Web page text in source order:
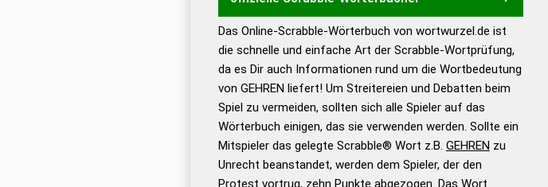
Wortwurzel liefert mit Hilfe eines semantischen
Wortanalyse-Algorithmus gute Anhaltspunkte zu
Wortbedeutung, Worttrennung und Wortform, um die
Gültigkeit eines Wortes für das Scrabble-Spiel zu
bestimmen! zugelassene Turnier Scrabble-
Wörterbücher sind:
Duden – Standardwerk in 12
Das Online-Scrabble-Wörterbuch von wortwurzel.de ist
die schnelle und einfache Art der Scrabble-Wortprüfung,
da es Dir auch Informationen rund um die Wortbedeutung
von GEHREN liefert! Um Streitereien und Debatten beim
Spiel zu vermeiden, sollten sich alle Spieler auf das
Wörterbuch einigen, das sie verwenden werden. Sollte ein
Mitspieler das gelegte Scrabble® Wort z.B. GEHREN zu
Unrecht beanstandet, werden dem Spieler, der den
Protest vortrug, zehn Punkte abgezogen. Das Wort